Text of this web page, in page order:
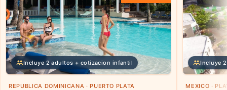
Incluye 2 adultos + cotizacion infantil
REPUBLICA DOMINICANA · PUERTO PLATA
Incluye
MEXICO ·